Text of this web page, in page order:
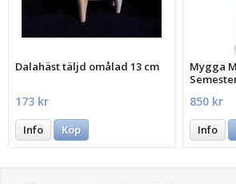
Dalahäst täljd omålad 13 cm
173 kr
Info Köp
Mygga
850 kr
Info